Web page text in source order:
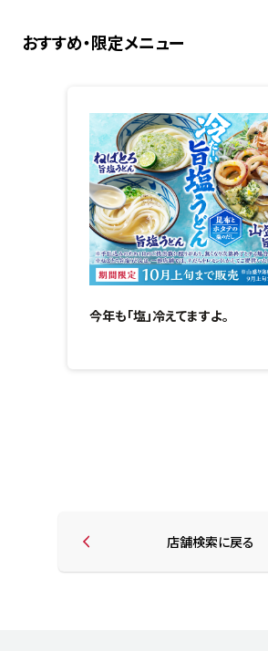
おすすめ・限定メニュー
今年も「塩」冷えてますよ。
店舗検索に戻る